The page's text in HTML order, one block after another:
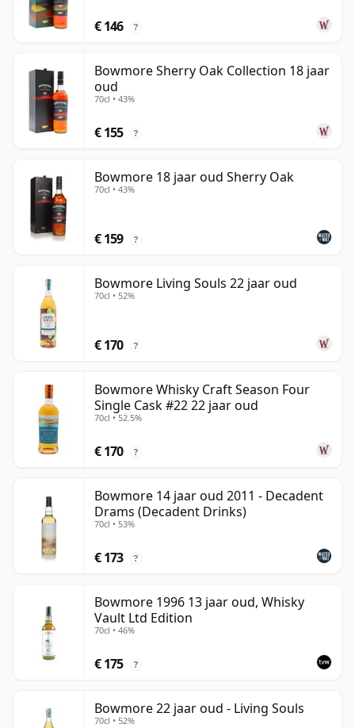
€ 146 ?
Bowmore Sherry Oak Collection 18 jaar
oud
70cl • 43%
€ 155 ?
Bowmore 18 jaar oud Sherry Oak
70cl • 43%
€ 159 ?
Bowmore Living Souls 22 jaar oud
70cl • 52%
€ 170 ?
Bowmore Whisky Craft Season Four
Single Cask #22 22 jaar oud
70cl • 52.5%
€ 170 ?
Bowmore 14 jaar oud 2011 - Decadent
Drams (Decadent Drinks)
70cl • 53%
€ 173 ?
Bowmore 1996 13 jaar oud, Whisky
Vault Ltd Edition
70cl • 46%
€ 175 ?
Bowmore 22 jaar oud - Living Souls
70cl • 52%